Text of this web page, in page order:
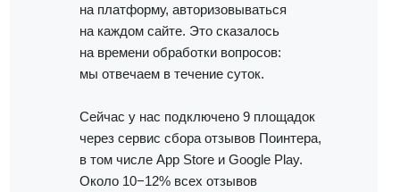
на платформу, авторизовываться
на каждом сайте. Это сказалось
на времени обработки вопросов:
мы отвечаем в течение суток.
Сейчас у нас подключено 9 площадок
через сервис сбора отзывов Поинтера,
в том числе App Store и Google Play.
Около 10−12% всех отзывов
Актуальность данных
Контроль изменения данных
Фантомы для поиска дубликатов
Статистика по трафику
SEO-контроль